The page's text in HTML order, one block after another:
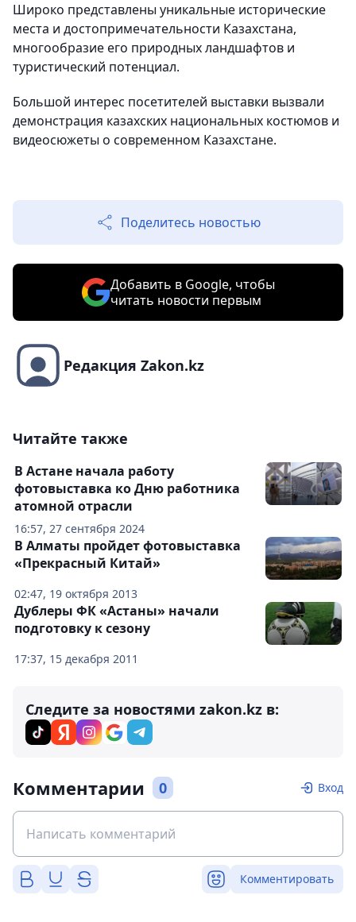
Широко представлены уникальные исторические
места и достопримечательности Казахстана,
многообразие его природных ландшафтов и
туристический потенциал.
Большой интерес посетителей выставки вызвали
демонстрация казахских национальных костюмов и
видеосюжеты о современном Казахстане.
Поделитесь новостью
Добавить в Google, чтобы
читать новости первым
Редакция Zakon.kz
Читайте также
16:57, 27 сентября 2024
В Астане начала работу
фотовыставка ко Дню работника
атомной отрасли
02:47, 19 октября 2013
В Алматы пройдет фотовыставка
«Прекрасный Китай»
17:37, 15 декабря 2011
Дублеры ФК «Астаны» начали
подготовку к сезону
Следите за новостями zakon.kz в:
Комментарии 0 Вход
Комментировать